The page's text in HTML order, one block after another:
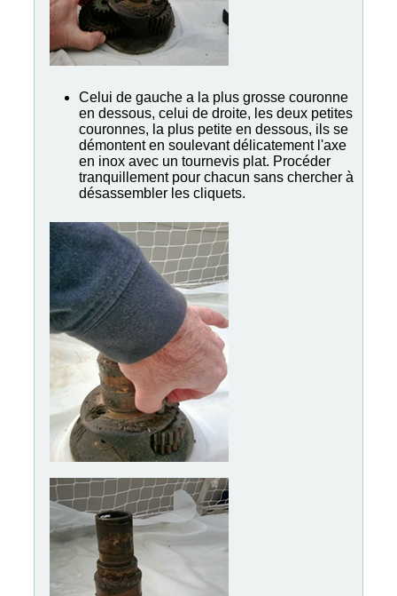
Celui de gauche a la plus grosse couronne
en dessous, celui de droite, les deux petites
couronnes, la plus petite en dessous, ils se
démontent en soulevant délicatement l'axe
en inox avec un tournevis plat. Procéder
tranquillement pour chacun sans chercher à
désassembler les cliquets.